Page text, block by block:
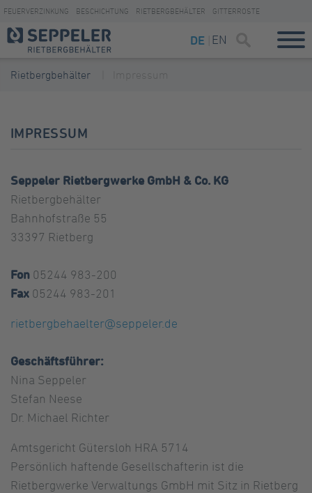
FEUERVERZINKUNG BESCHICHTUNG RIETBERGBEHÄLTER GITTERROSTE
DE EN
Rietbergbehälter
IMPRESSUM
Seppeler Rietbergwerke GmbH & Co. KG
Rietbergbehälter
Bahnhofstraße 55
33397 Rietberg
Fon 05244 983-200
Fax 05244 983-201
rietbergbehaelter@seppeler.de
Geschäftsführer:
Nina Seppeler
Stefan Neese
Dr. Michael Richter
Amtsgericht Gütersloh HRA 5714
Persönlich haftende Gesellschafterin ist die
Rietbergwerke Verwaltungs GmbH mit Sitz in Rietberg